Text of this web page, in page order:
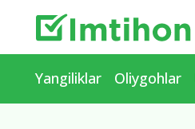
Yangiliklar Oliygohlar